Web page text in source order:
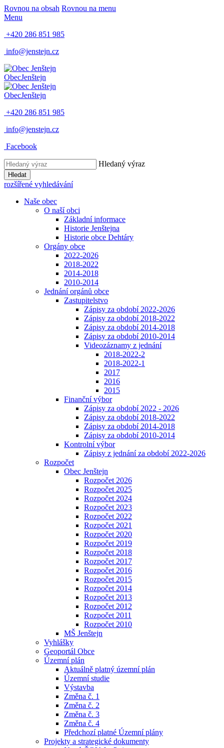
Rovnou na obsah Rovnou na menu
Menu
+420 286 851 985
info@jenstejn.cz
ObecJenštejn
ObecJenštejn
+420 286 851 985
info@jenstejn.cz
Facebook
Hledaný výraz
Hledat
rozšířené vyhledávání
Naše obec
O naší obci
Základní informace
Historie Jenštejna
Historie obce Dehtáry
Orgány obce
2022-2026
2018-2022
2014-2018
2010-2014
Jednání orgánů obce
Zastupitelstvo
Zápisy za období 2022-2026
Zápisy za období 2018-2022
Zápisy za období 2014-2018
Zápisy za období 2010-2014
Videozáznamy z jednání
2018-2022-2
2018-2022-1
2017
2016
2015
Finanční výbor
Zápisy za období 2022 - 2026
Zápisy za období 2018-2022
Zápisy za období 2014-2018
Zápisy za období 2010-2014
Kontrolní výbor
Zápisy z jednání za období 2022-2026
Rozpočet
Obec Jenštejn
Rozpočet 2026
Rozpočet 2025
Rozpočet 2024
Rozpočet 2023
Rozpočet 2022
Rozpočet 2021
Rozpočet 2020
Rozpočet 2019
Rozpočet 2018
Rozpočet 2017
Rozpočet 2016
Rozpočet 2015
Rozpočet 2014
Rozpočet 2013
Rozpočet 2012
Rozpočet 2011
Rozpočet 2010
MŠ Jenštejn
Vyhlášky
Geoportál Obce
Územní plán
Aktuálně platný územní plán
Územní studie
Výstavba
Změna č. 1
Změna č. 2
Změna č. 3
Změna č. 4
Předchozí platné Územní plány
Projekty a strategické dokumenty